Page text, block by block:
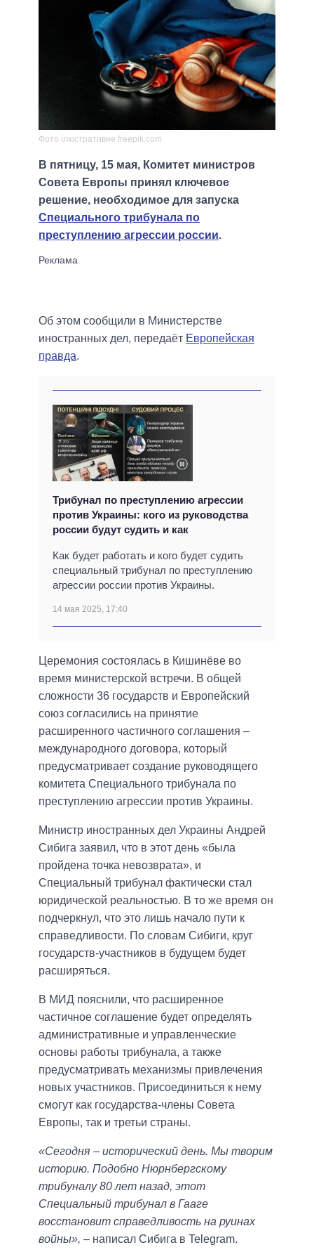
Фото ілюстративне freepik.com
В пятницу, 15 мая, Комитет министров
Совета Европы принял ключевое
решение, необходимое для запуска
Специального трибунала по
преступлению агрессии россии.
Об этом сообщили в Министерстве
иностранных дел, передаёт Европейская
правда.
Трибунал по преступлению агрессии
против Украины: кого из руководства
россии будут судить и как
Как будет работать и кого будет судить
специальный трибунал по преступлению
агрессии россии против Украины.
14 мая 2025, 17:40
Церемония состоялась в Кишинёве во
время министерской встречи. В общей
сложности 36 государств и Европейский
союз согласились на принятие
расширенного частичного соглашения –
международного договора, который
предусматривает создание руководящего
комитета Специального трибунала по
преступлению агрессии против Украины.
Министр иностранных дел Украины Андрей
Сибига заявил, что в этот день «была
пройдена точка невозврата», и
Специальный трибунал фактически стал
юридической реальностью. В то же время он
подчеркнул, что это лишь начало пути к
справедливости. По словам Сибиги, круг
государств-участников в будущем будет
расширяться.
В МИД пояснили, что расширенное
частичное соглашение будет определять
административные и управленческие
основы работы трибунала, а также
предусматривать механизмы привлечения
новых участников. Присоединиться к нему
смогут как государства-члены Совета
Европы, так и третьи страны.
«Сегодня – исторический день. Мы творим
историю. Подобно Нюрнбергскому
трибуналу 80 лет назад, этот
Специальный трибунал в Гааге
восстановит справедливость на руинах
войны», – написал Сибига в Telegram.